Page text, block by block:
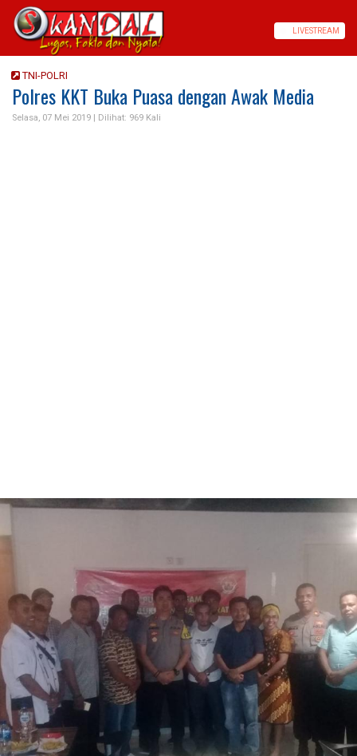
LIVESTREAM
TNI-POLRI
Polres KKT Buka Puasa dengan Awak Media
Selasa, 07 Mei 2019 | Dilihat: 969 Kali